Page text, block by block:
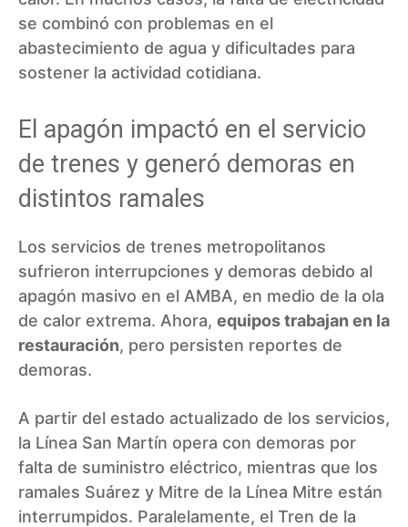
se combinó con problemas en el
abastecimiento de agua y dificultades para
sostener la actividad cotidiana.
El apagón impactó en el servicio
de trenes y generó demoras en
distintos ramales
Los servicios de trenes metropolitanos
sufrieron interrupciones y demoras debido al
apagón masivo en el AMBA, en medio de la ola
de calor extrema. Ahora, equipos trabajan en la
restauración, pero persisten reportes de
demoras.
A partir del estado actualizado de los servicios,
la Línea San Martín opera con demoras por
falta de suministro eléctrico, mientras que los
ramales Suárez y Mitre de la Línea Mitre están
interrumpidos. Paralelamente, el Tren de la